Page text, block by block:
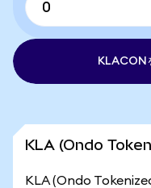
KLACON
KLA (Ondo
KLA (Ondo